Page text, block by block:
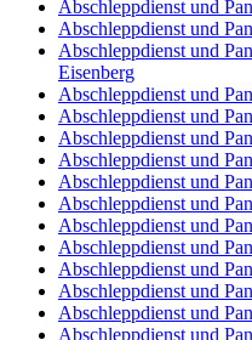
Abschleppdienst und
Abschleppdienst und
Abschleppdienst und
Eisenberg
Abschleppdienst und
Abschleppdienst und
Abschleppdienst und
Abschleppdienst und
Abschleppdienst und
Abschleppdienst und
Abschleppdienst und
Abschleppdienst und
Abschleppdienst und
Abschleppdienst und
Abschleppdienst und
Abschleppdienst und